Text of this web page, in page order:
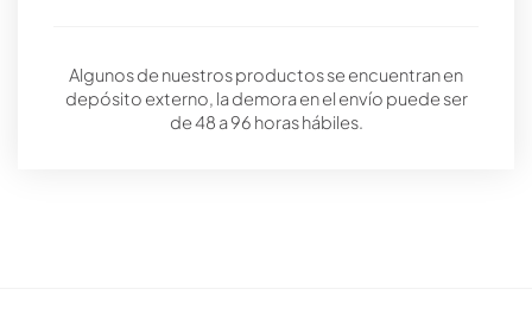
Algunos de nuestros productos se encuentran en
depósito externo, la demora en el envío puede ser
de 48 a 96 horas hábiles.